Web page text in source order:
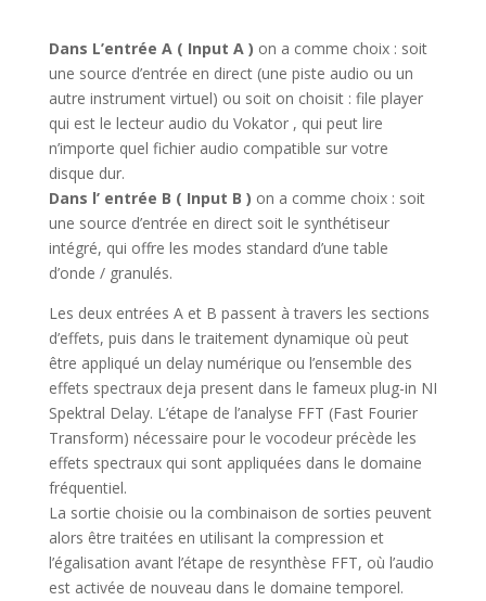
Dans L’entrée A ( Input A ) on a comme choix : soit
une source d’entrée en direct (une piste audio ou un
autre instrument virtuel) ou soit on choisit : file player
qui est le lecteur audio du Vokator , qui peut lire
n’importe quel fichier audio compatible sur votre
disque dur.
Dans l’ entrée B ( Input B ) on a comme choix : soit
une source d’entrée en direct soit le synthétiseur
intégré, qui offre les modes standard d’une table
d’onde / granulés.
Les deux entrées A et B passent à travers les sections
d’effets, puis dans le traitement dynamique où peut
être appliqué un delay numérique ou l’ensemble des
effets spectraux deja present dans le fameux plug-in NI
Spektral Delay. L’étape de l’analyse FFT (Fast Fourier
Transform) nécessaire pour le vocodeur précède les
effets spectraux qui sont appliquées dans le domaine
fréquentiel.
La sortie choisie ou la combinaison de sorties peuvent
alors être traitées en utilisant la compression et
l’égalisation avant l’étape de resynthèse FFT, où l’audio
est activée de nouveau dans le domaine temporel.